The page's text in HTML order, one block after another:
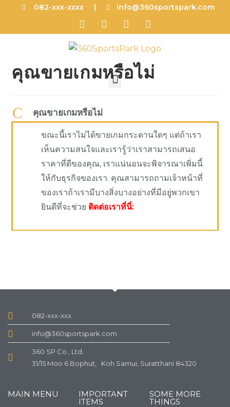
082-xxx-xxxx | info@360sportspark.com
คุณขายเกมหรือไม่
C คุณขายเกมหรือไม่
ขณะนี้เราไม่ได้ขายเกมกระดานใดๆ แต่ถ้าเรา
เห็นความสนใจและเรารู้ว่าเราสามารถเสนอ
ราคาที่ดีของคุณ, เราแน่นอนจะพิจารณาเพิ่มนี้
ให้กับธุรกิจของเรา. คุณสามารถถามเจ้าหน้าที่
ของเราถ้าเรามีบางสิ่งบางอย่างที่มีอยู่พวกเขา
ยินดีที่จะช่วย ติดต่อเราที่นี่:
082-xxx-xxx
info@360sportspark.com
360 SP Co., Ltd.
31/15 Moo 6 Bophut, Koh Samui, Suratthani 84320
MAIN MENU IMPORTANT
ITEMS
SOME MORE
THINGS